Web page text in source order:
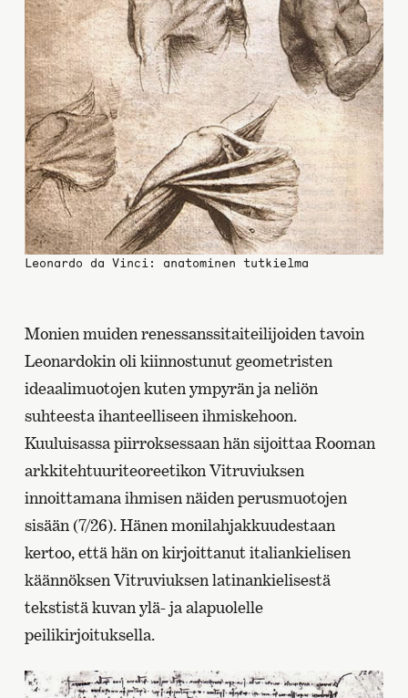
Leonardo da Vinci: anatominen tutkielma
Monien muiden renessanssitaiteilijoiden tavoin
Leonardokin oli kiinnostunut geometristen
ideaalimuotojen kuten ympyrän ja neliön
suhteesta ihanteelliseen ihmiskehoon.
Kuuluisassa piirroksessaan hän sijoittaa Rooman
arkkitehtuuriteoreetikon Vitruviuksen
innoittamana ihmisen näiden perusmuotojen
sisään (7/26). Hänen monilahjakkuudestaan
kertoo, että hän on kirjoittanut italiankielisen
käännöksen Vitruviuksen latinankielisestä
tekstistä kuvan ylä- ja alapuolelle
peilikirjoituksella.